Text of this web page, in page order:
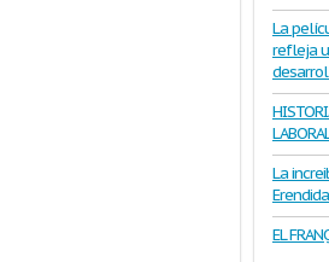
La
refleja
La
EL